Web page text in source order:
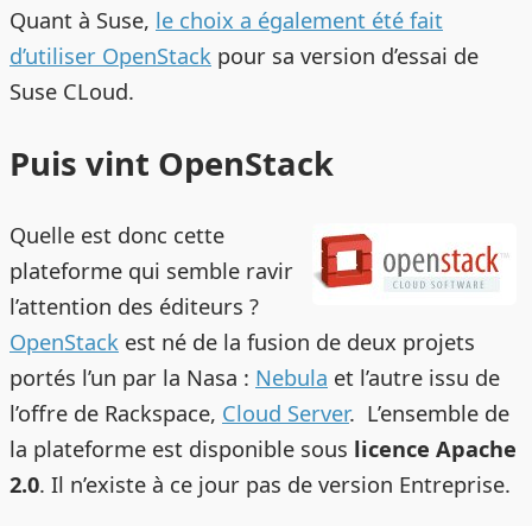
Quant à Suse, le choix a également été fait
d’utiliser OpenStack pour sa version d’essai de
Suse CLoud.
Puis vint OpenStack
Quelle est donc cette
plateforme qui semble ravir
l’attention des éditeurs ?
OpenStack est né de la fusion de deux projets
portés l’un par la Nasa : Nebula et l’autre issu de
l’offre de Rackspace, Cloud Server. L’ensemble de
la plateforme est disponible sous licence Apache
2.0. Il n’existe à ce jour pas de version Entreprise.